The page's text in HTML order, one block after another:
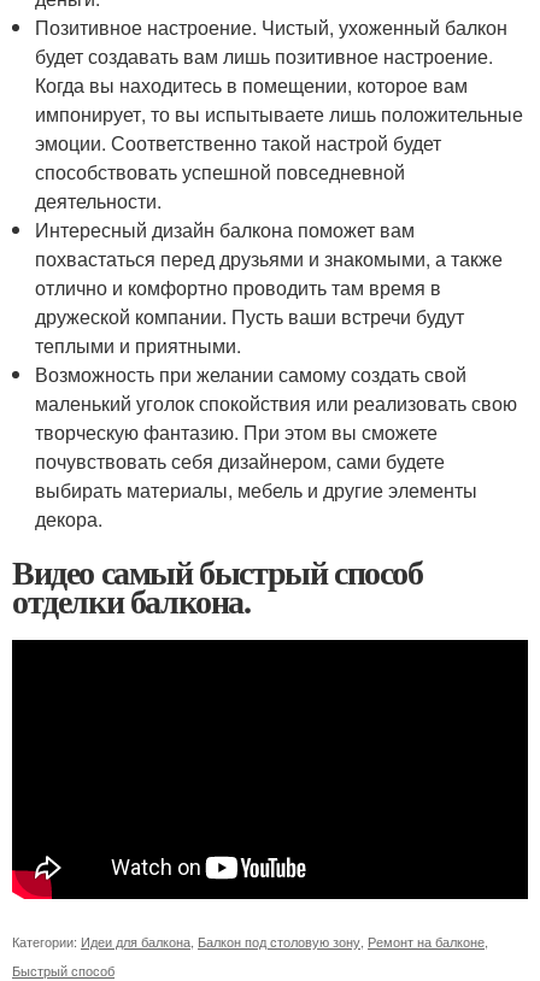
Позитивное настроение. Чистый, ухоженный балкон
будет создавать вам лишь позитивное настроение.
Когда вы находитесь в помещении, которое вам
импонирует, то вы испытываете лишь положительные
эмоции. Соответственно такой настрой будет
способствовать успешной повседневной
деятельности.
Интересный дизайн балкона поможет вам
похвастаться перед друзьями и знакомыми, а также
отлично и комфортно проводить там время в
дружеской компании. Пусть ваши встречи будут
теплыми и приятными.
Возможность при желании самому создать свой
маленький уголок спокойствия или реализовать свою
творческую фантазию. При этом вы сможете
почувствовать себя дизайнером, сами будете
выбирать материалы, мебель и другие элементы
декора.
Видео самый быстрый способ
отделки балкона.
Категории: Идеи для балкона Балкон под столовую зону Ремонт на балконе
Быстрый способ